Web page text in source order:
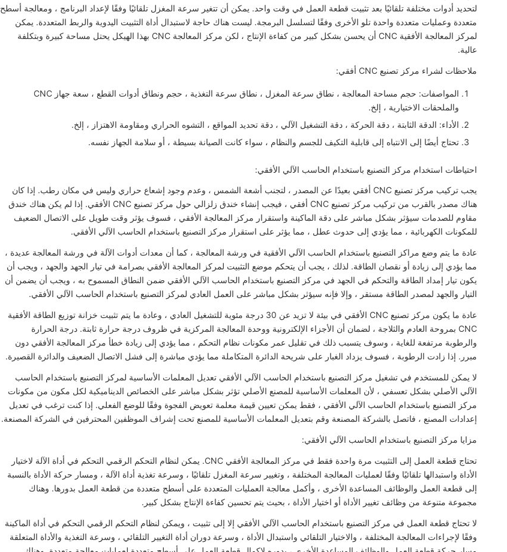
لتحديد أدوات مختلفة تلقائيًا بعد تثبيت قطعة العمل في وقت واحد. يمكن أن تتغير سرعة المغزل تلقائيًا وفقًا لإعداد البرنامج ، ومعالجة أسطح
متعددة وعمليات متعددة واحدة تلو الأخرى وفقًا لتسلسل البرمجة. ليست هناك حاجة لاستبدال أداة التثبيت اليدوية والربط المتعددة. يمكن
لمركز المعالجة الأفقية CNC أن يحسن بشكل كبير من كفاءة الإنتاج ، لكن مركز المعالجة CNC بهذا الهيكل يحتل مساحة كبيرة وبتكلفة
عالية.
ملاحظات لشراء مركز تصنيع CNC أفقي:
المواصفات: حجم مساحة المعالجة ، نطاق سرعة المغزل ، نطاق سرعة التغذية ، حجم ونطاق أدوات القطع ، سعة جهاز CNC
والملحقات الاختيارية ، إلخ.
الأداء: الدقة الثابتة ، دقة الحركة ، دقة التشغيل الآلي ، دقة تحديد المواقع ، التشوه الحراري ومقاومة الاهتزاز ، إلخ.
تحتاج أيضًا إلى الانتباه إلى قابلية التكيف للجسم والنظام ، سواء كانت الصيانة بسيطة ، أو سلامة الجهاز نفسه.
احتياطات استخدام مركز التصنيع باستخدام الحاسب الآلي الأفقي:
يجب تركيب مركز تصنيع CNC أفقي بعيدًا عن المصدر ، لتجنب أشعة الشمس ، وعدم وجود إشعاع حراري وليس في مكان رطب. إذا كان
هناك مصدر بالقرب من تركيب مركز تصنيع CNC أفقي ، فيجب إنشاء خندق زلزالي حول مركز تصنيع CNC الأفقي. إذا لم يكن هناك خندق
مقاوم للصدمات سيؤثر بشكل مباشر على دقة الماكينة واستقرار مركز المعالجة الأفقي ، فسوف يؤثر وقت طويل على الاتصال الضعيف
للمكونات الكهربائية ، مما يؤدي إلى حدوث عطل ، مما يؤثر على استقرار مركز التصنيع باستخدام الحاسب الآلي الأفقي.
عادة ما يتم وضع مراكز التصنيع باستخدام الحاسب الآلي الأفقية في ورشة المعالجة ، كما أن معدات أدوات الآلة في ورشة المعالجة عديدة ،
مما يؤدي إلى زيادة أو نقصان الطاقة. لذلك ، يجب أن يتحكم موضع التثبيت لمركز المعالجة الأفقي بصرامة في تيار الجهد والجهد ، ويجب أن
يكون تيار إمداد الطاقة والتحكم في الجهد في مركز التصنيع باستخدام الحاسب الآلي الأفقي ضمن النطاق المسموح به ، ويجب أن يضمن أن
التيار والجهد لمصدر الطاقة مستقر ، وإلا فإنه سيؤثر بشكل مباشر على العمل العادي لمركز التصنيع باستخدام الحاسب الآلي الأفقي.
عادة ما يكون مركز تصنيع CNC الأفقي في بيئة لا تزيد عن 30 درجة مئوية للتشغيل العادي ، وعادة ما يتم تثبيت خزانة توزيع الطاقة الأفقية
CNC بمروحة العادم والثلاجة ، لضمان أن الأجزاء الإلكترونية ووحدة المعالجة المركزية في ظروف درجة حرارة ثابتة. درجة الحرارة
والرطوبة مرتفعة للغاية ، وسوف يتسبب ذلك في تقليل عمر مكونات نظام التحكم ، مما يؤدي إلى زيادة خطأ مركز المعالجة الأفقي دون
مبرر. إذا زادت الرطوبة ، فسوف يزداد الغبار على شريحة الدائرة المتكاملة مما يؤدي مباشرة إلى فشل الاتصال الضعيف والدائرة القصيرة.
لا يمكن للمستخدم في تشغيل مركز التصنيع باستخدام الحاسب الآلي الأفقي تعديل المعلمات الأساسية لمركز التصنيع باستخدام الحاسب
الآلي الأصلي بشكل تعسفي ، لأن المعلمات الأساسية للمصنع الأصلي تؤثر بشكل مباشر على الخصائص الديناميكية لكل مكون من مكونات
مركز التصنيع باستخدام الحاسب الآلي الأفقي ، فقط يمكن تعيين قيمة معلمة تعويض الفجوة وفقًا للوضع الفعلي. إذا كنت ترغب في تعديل
إعدادات المصنع ، فاتصل بالشركة المصنعة وقم بتعديل المعلمات الأساسية للمصنع تحت إشراف الموظفين المحترفين في الشركة المصنعة.
مزايا مركز التصنيع باستخدام الحاسب الآلي الأفقي:
تحتاج قطعة العمل إلى التثبيت مرة واحدة فقط في مركز المعالجة الأفقي CNC. يمكن لنظام التحكم الرقمي التحكم في أداة الآلة لاختيار
الأداة واستبدالها تلقائيًا وفقًا لعمليات المعالجة المختلفة ، وتغيير سرعة المغزل تلقائيًا ، وسرعة تغذية أداة الآلة ، ومسار حركة الأداة بالنسبة
إلى قطعة العمل والوظائف المساعدة الأخرى ، وأكمل معالجة العمليات المتعددة على أسطح متعددة من قطعة العمل بدورها. وهناك
مجموعة متنوعة من وظائف تغيير الأداة أو اختيار الأداة ، بحيث يتم تحسين كفاءة الإنتاج بشكل كبير.
لا تحتاج قطعة العمل في مركز التصنيع باستخدام الحاسب الآلي الأفقي إلا إلى تثبيت ، ويمكن لنظام التحكم الرقمي التحكم في أداة الماكينة
وفقًا لإجراءات المعالجة المختلفة ، والاختيار التلقائي واستبدال الأداة ، وسرعة دوران أداة التغيير التلقائي ، وسرعة التغذية والأداة المتعلقة